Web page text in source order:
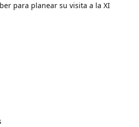
para planear su visita a la XI